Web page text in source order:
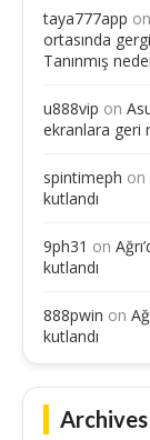
taya777app on
ortasında
Tanınmış
u888vip on
ekranlara geri
spintimeph on
kutlandı
9ph31 on
kutlandı
888pwin on
kutlandı
Archives